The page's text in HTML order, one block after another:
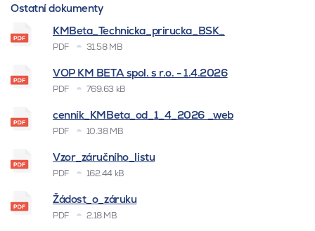
Ostatní dokumenty
KMBeta_Technicka_prirucka_BSK_
PDF 31.58 MB
VOP KM BETA spol. s r.o. - 1.4.2026
PDF 769.63 kB
cenník_KMBeta_od_1_4_2026 _web
PDF 10.38 MB
Vzor_záručního_listu
PDF 162.44 kB
Žádost_o_záruku
PDF 2.18 MB